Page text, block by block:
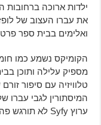
את עברו העצוב של
ואלימים בבית ספר
הקומיקס נשמע כמו
מספיק עלילה ותוכן
טלוויזיה עם סיפור
המיסתורין לגבי עברו
ערוץ Syfy לא תורגש פה.